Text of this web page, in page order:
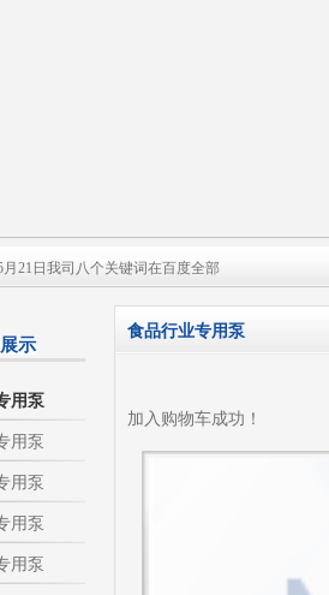
月21日我司八个关键词在百度全部
5月21日酒泵百度排名上升
生泵|卫生级自吸泵|淀粉旋流器|不
吸泵|不锈钢化工泵|酒泵|酒精泵|淀
：我司与天长市千秋在线网络服务有限公
示
用泵
用泵
用泵
用泵
用泵
食品行业专用泵
加入购物车成功！